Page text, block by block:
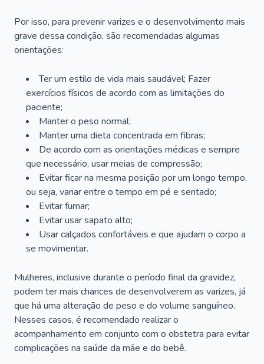
Por isso, para prevenir varizes e o desenvolvimento mais
grave dessa condição, são recomendadas algumas
orientações:
Ter um estilo de vida mais saudável; Fazer
exercícios físicos de acordo com as limitações do
paciente;
Manter o peso normal;
Manter uma dieta concentrada em fibras;
De acordo com as orientações médicas e sempre
que necessário, usar meias de compressão;
Evitar ficar na mesma posição por um longo tempo,
ou seja, variar entre o tempo em pé e sentado;
Evitar fumar;
Evitar usar sapato alto;
Usar calçados confortáveis e que ajudam o corpo a
se movimentar.
Mulheres, inclusive durante o período final da gravidez,
podem ter mais chances de desenvolverem as varizes, já
que há uma alteração de peso e do volume sanguíneo.
Nesses casos, é recomendado realizar o
acompanhamento em conjunto com o obstetra para evitar
complicações na saúde da mãe e do bebê.